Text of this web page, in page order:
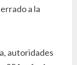
a la
autoridades